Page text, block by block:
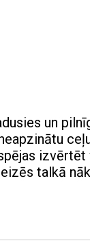
un
izvērtēt
talkā